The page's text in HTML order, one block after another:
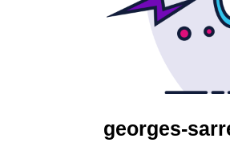
georges-